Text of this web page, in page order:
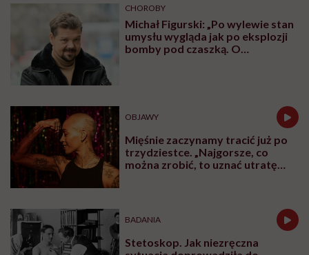
CHOROBY
Michał Figurski: „Po wylewie stan
umysłu wygląda jak po eksplozji
bomby pod czaszką. O
OBJAWY
Mięśnie zaczynamy tracić już po
trzydziestce. „Najgorsze, co
można zrobić, to uznać utratę
BADANIA
Stetoskop. Jak niezręczna